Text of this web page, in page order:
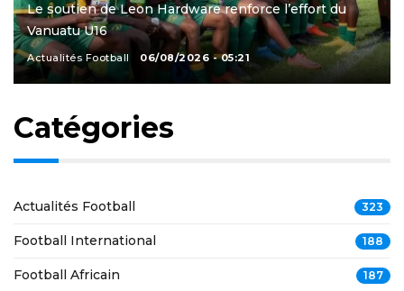
Le soutien de Leon Hardware renforce l’effort du
Vanuatu U16
Actualités Football 06/08/2026 - 05:21
Catégories
Actualités Football 323
Football International 188
Football Africain 187